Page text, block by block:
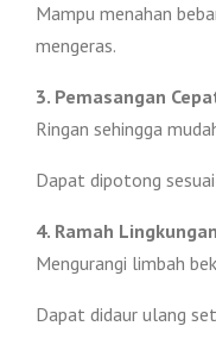
Mampu menahan
mengeras.
3. Pemasangan
Ringan sehingga
Dapat dipotong
4. Ramah Lingkungan
Mengurangi limbah
Dapat didaur ulang